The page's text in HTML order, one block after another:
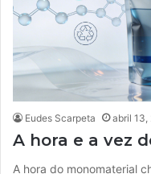
Eudes Scarpeta abril 13,
A hora e a vez
A hora do monomaterial